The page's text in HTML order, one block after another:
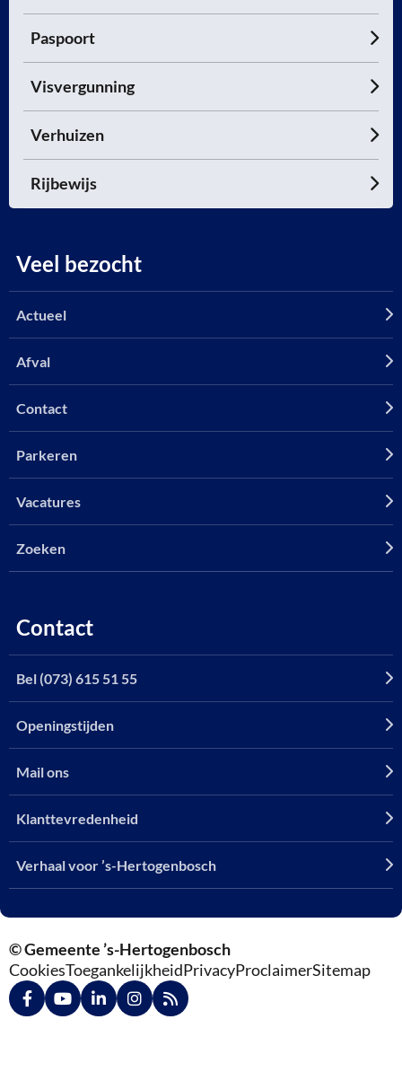
Paspoort
Visvergunning
Verhuizen
Rijbewijs
Veel bezocht
Actueel
Afval
Contact
Parkeren
Vacatures
Zoeken
Contact
Bel (073) 615 51 55
Openingstijden
Mail ons
Klanttevredenheid
Verhaal voor ’s-Hertogenbosch
© Gemeente ’s-Hertogenbosch
CookiesToegankelijkheidPrivacyProclaimerSitemap
Ga
Ga
Ga
Ga
Ga